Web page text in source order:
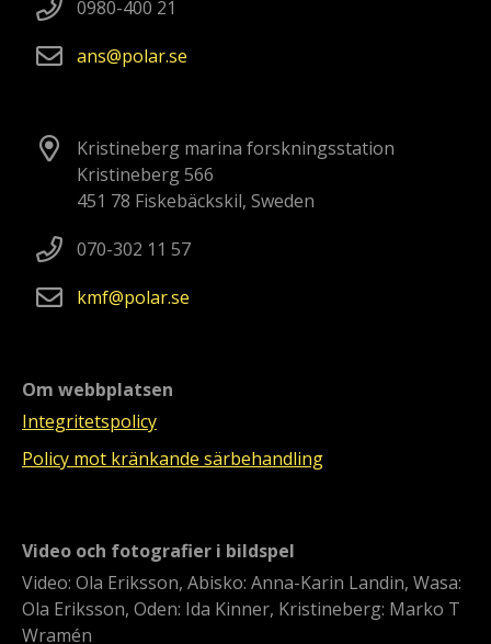
0980-400 21
ans
polarse
Kristineberg marina forskningsstation
Kristineberg 566
451 78 Fiskebäckskil, Sweden
070-302 11 57
kmf
polarse
Om webbplatsen
Integritetspolicy
Policy mot kränkande särbehandling
Video och fotografier i bildspel
Video: Ola Eriksson, Abisko: Anna-Karin Landin, Wasa:
Ola Eriksson, Oden: Ida Kinner, Kristineberg: Marko T
Wramén